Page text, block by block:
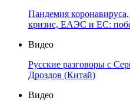
Пандемия
кризис, ЕАЭС и ЕС:
Видео
Русские разговоры с
Дроздов (Китай)
Видео